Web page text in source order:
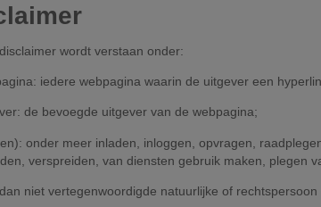
wordt verstaan onder:
iedere webpagina waarin de uitgever een
de bevoegde uitgever van de webpagina;
onder meer inladen, inloggen, opvragen,
verspreiden, van diensten gebruik maken, plegen
niet vertegenwoordigde natuurlijke of